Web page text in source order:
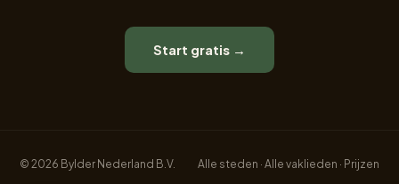
Start gratis →
© 2026 Bylder Nederland B.V. Alle steden · Alle vaklieden · Prijzen